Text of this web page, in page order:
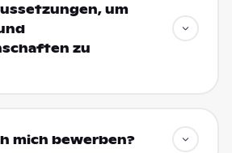
um
zu
mich bewerben?